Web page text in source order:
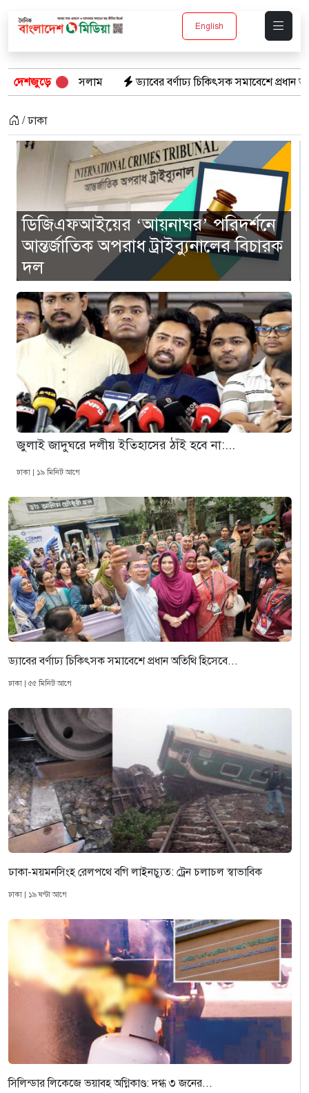
English
দেশজুড়েড্যাবের বর্ণাঢ্য চিকিৎসক সমাবেশে প্রধান অতিথি হিসেবে যোগ দিলেন
/ ঢাকা
ডিজিএফআইয়ের ‘আয়নাঘর’ পরিদর্শনে
আন্তর্জাতিক অপরাধ ট্রাইব্যুনালের বিচারক
দল
জুলাই জাদুঘরে দলীয় ইতিহাসের ঠাঁই হবে না:...
ঢাকা | ১৯ মিনিট আগে
ড্যাবের বর্ণাঢ্য চিকিৎসক সমাবেশে প্রধান অতিথি হিসেবে...
ঢাকা | ৫৫ মিনিট আগে
ঢাকা-ময়মনসিংহ রেলপথে বগি লাইনচ্যুত: ট্রেন চলাচল স্বাভাবিক
ঢাকা | ১৯ ঘণ্টা আগে
সিলিন্ডার লিকেজে ভয়াবহ অগ্নিকাণ্ড: দগ্ধ ৩ জনের...